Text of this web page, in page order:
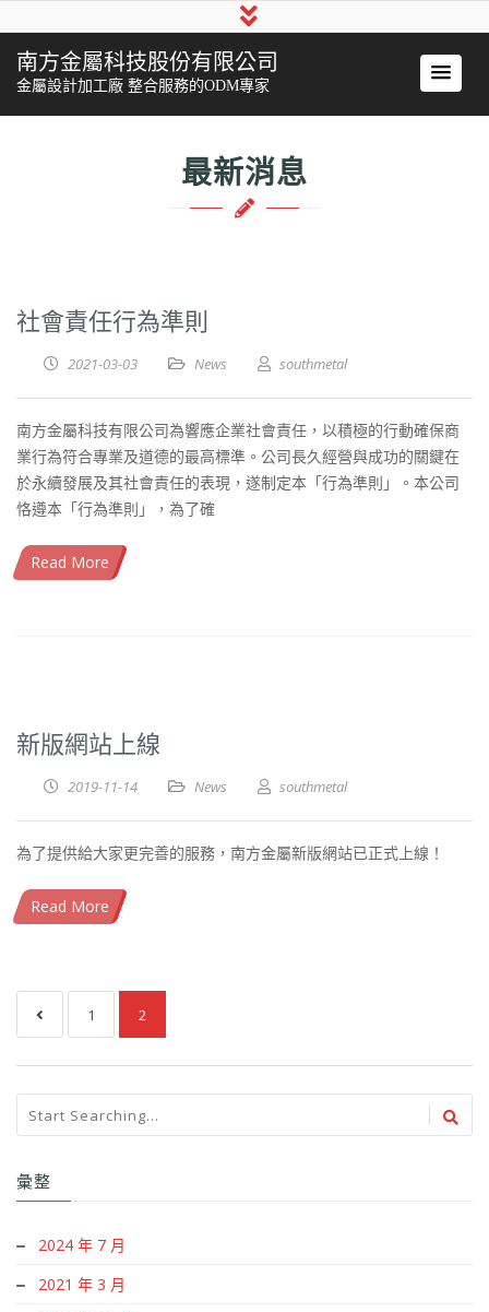
南方金屬科技股份有限公司
金屬設計加工廠 整合服務的ODM專家
最新消息
社會責任行為準則
2021-03-03 News southmetal
南方金屬科技有限公司為響應企業社會責任，以積極的行動確保商
業行為符合專業及道德的最高標準。公司長久經營與成功的關鍵在
於永續發展及其社會責任的表現，遂制定本「行為準則」。本公司
恪遵本「行為準則」，為了確
Read More
新版網站上線
2019-11-14 News southmetal
為了提供給大家更完善的服務，南方金屬新版網站已正式上線！
Read More
1 2
彙整
2024 年 7 月
2021 年 3 月